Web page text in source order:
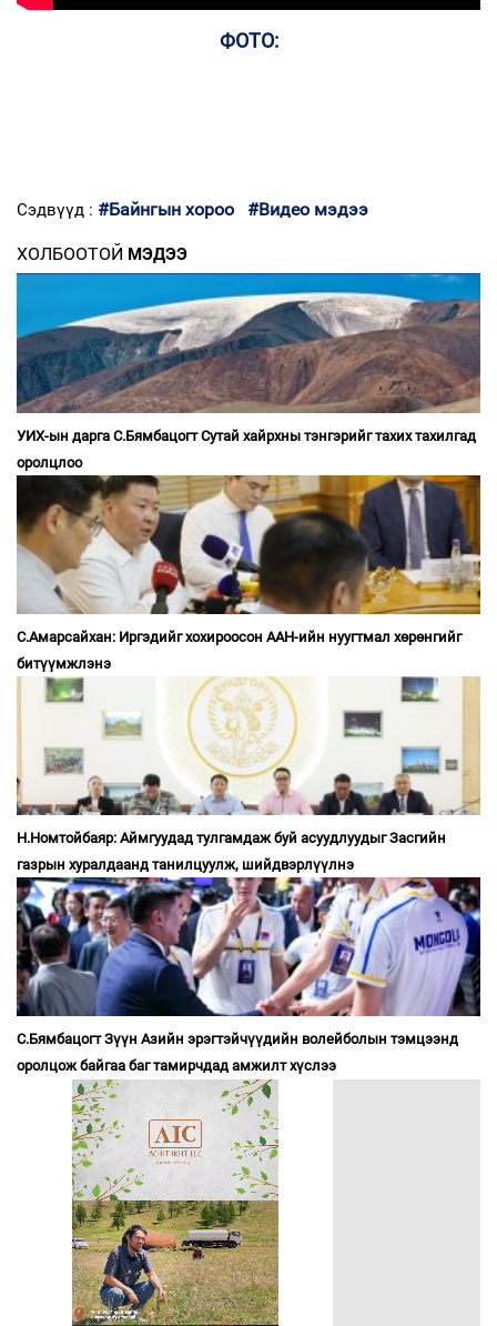
ФОТО:
Сэдвүүд : #Байнгын хороо #Видео мэдээ
ХОЛБООТОЙ МЭДЭЭ
УИХ-ын дарга С.Бямбацогт Сутай хайрхны тэнгэрийг тахих тахилгад
оролцлоо
С.Амарсайхан: Иргэдийг хохироосон ААН-ийн нуугтмал хөрөнгийг
битүүмжлэнэ
Н.Номтойбаяр: Аймгуудад тулгамдаж буй асуудлуудыг Засгийн
газрын хуралдаанд танилцуулж, шийдвэрлүүлнэ
С.Бямбацогт Зүүн Азийн эрэгтэйчүүдийн волейболын тэмцээнд
оролцож байгаа баг тамирчдад амжилт хүслээ